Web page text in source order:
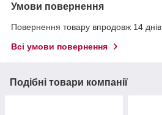
Умови повернення
Повернення товару впродовж 14
Всі умови повернення
Подібні товари компанії